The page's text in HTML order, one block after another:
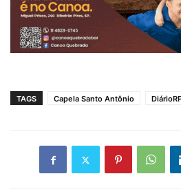
TAGS Capela Santo Antônio